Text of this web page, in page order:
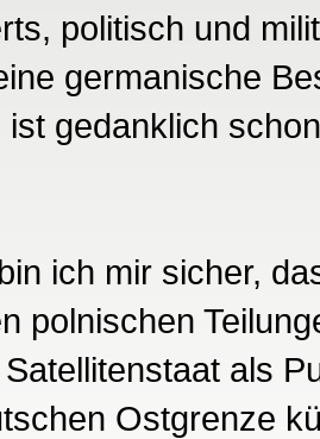
politisch und
germanische
ist gedanklich
ich mir sicher,
polnischen
als
Ostgrenze